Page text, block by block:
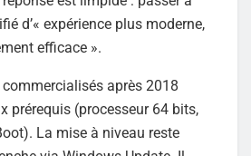
d’« expérience plus moderne,
efficace ».
après 2018
prérequis (processeur 64 bits,
La mise à niveau reste